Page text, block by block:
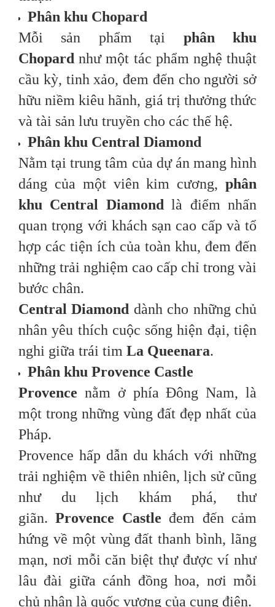
Phân khu Chopard
Mỗi sản phẩm tại phân khu
Chopard như một tác phẩm nghệ thuật
cầu kỳ, tinh xảo, đem đến cho người sở
hữu niềm kiêu hãnh, giá trị thưởng thức
và tài sản lưu truyền cho các thế hệ.
Phân khu Central Diamond
Nằm tại trung tâm của dự án mang hình
dáng của một viên kim cương, phân
khu Central Diamondlà điểm nhấn
quan trọng với khách sạn cao cấp và tổ
hợp các tiện ích của toàn khu, đem đến
những trải nghiệm cao cấp chỉ trong vài
bước chân.
Central Diamond dành cho những chủ
nhân yêu thích cuộc sống hiện đại, tiện
nghi giữa trái tim La Queenara.
Phân khu Provence Castle
Provence nằm ở phía Đông Nam, là
một trong những vùng đất đẹp nhất của
Pháp.
Provence hấp dẫn du khách với những
trải nghiệm về thiên nhiên, lịch sử cũng
như du lịch khám phá, thư
giãn.Provence Castle đem đến cảm
hứng về một vùng đất thanh bình, lãng
mạn, nơi mỗi căn biệt thự được ví như
lâu đài giữa cánh đồng hoa, nơi mỗi
chủ nhân là quốc vương của cung điện.